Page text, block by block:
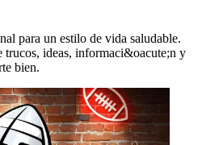
para un estilo de vida saludable.
trucos, ideas, informaci&oacute;n y
bien.